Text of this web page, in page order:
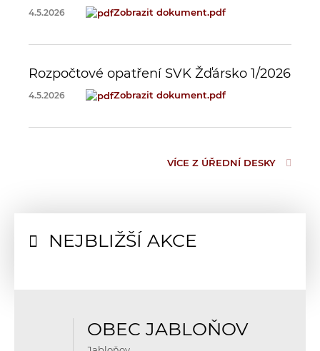
4.5.2026 Zobrazit dokument.pdf
Rozpočtové opatření SVK Žďársko 1/2026
4.5.2026 Zobrazit dokument.pdf
VÍCE Z ÚŘEDNÍ DESKY
NEJBLIŽŠÍ AKCE
OBEC JABLOŇOV